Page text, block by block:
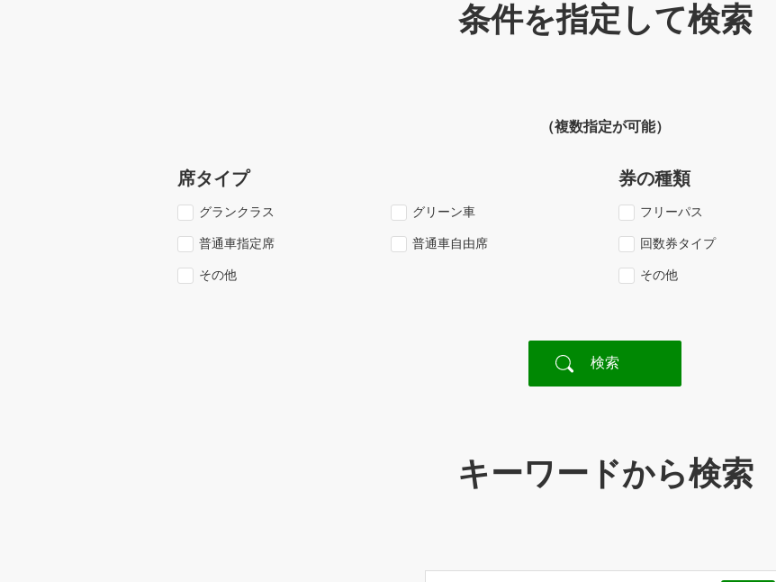
条件を指定して検索
（複数指定が可能）
席タイプ
グランクラス グリーン車
普通車指定席 普通車自由席
その他
券の種類
フリーパス
回数券タイプ
その他
キーワードから検索